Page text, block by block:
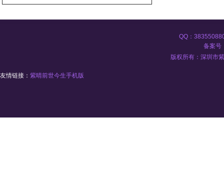
QQ：
备案号
版权所有：深圳市
友情链接： 紫晴前世今生手机版